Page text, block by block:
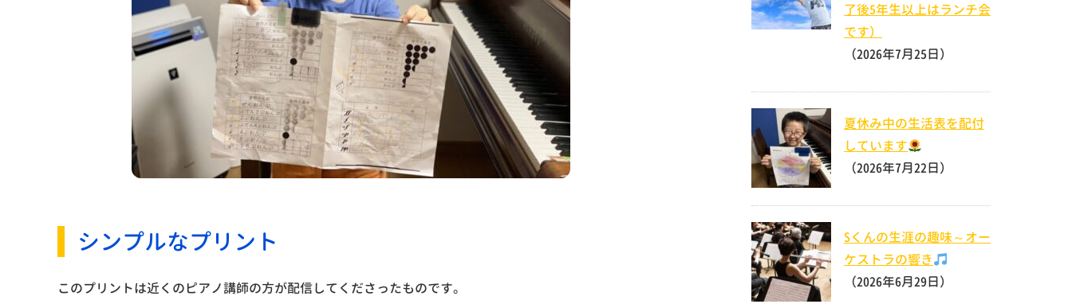
シンプルなプリント
このプリントは近くのピアノ講師の方が配信してくださったものです。
了後5年生以上はランチ会
です）
（2026年7月25日）
夏休み中の生活表を配付
しています
（2026年7月22日）
Sくんの生涯の趣味～オー
ケストラの響き
（2026年6月29日）